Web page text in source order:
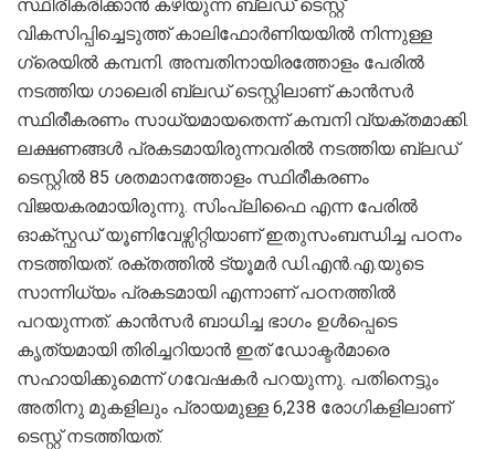
സ്ഥിരീകരിക്കാൻ കഴിയുന്ന ബ്ലഡ് ടെസ്റ്റ്
വികസിപ്പിച്ചെടുത്ത് കാലിഫോർണിയയിൽ നിന്നുള്ള ​
ഗ്രെയിൽ കമ്പനി. അമ്പതിനായിരത്തോളം പേരിൽ
നടത്തിയ ​ഗാലെരി ബ്ലഡ് ടെസ്റ്റിലാണ് കാൻസർ
സ്ഥിരീകരണം സാധ്യമായതെന്ന് കമ്പനി വ്യക്തമാക്കി.
ലക്ഷണങ്ങൾ പ്രകടമായിരുന്നവരിൽ നടത്തിയ ബ്ലഡ്
ടെസ്റ്റിൽ 85 ശതമാനത്തോളം സ്ഥിരീകരണം
വിജയകരമായിരുന്നു. സിംപ്ലിഫൈ എന്ന പേരിൽ
ഓക്സ്ഫഡ് യൂണിവേഴ്സിറ്റിയാണ് ഇതുസംബന്ധിച്ച പഠനം
നടത്തിയത്. രക്തത്തിൽ ട്യൂമർ ഡി.എൻ.എ.യുടെ
സാന്നിധ്യം പ്രകടമായി എന്നാണ് ​പഠനത്തിൽ
പറയുന്നത്. കാൻസർ ബാധിച്ച ഭാ​ഗം ഉൾപ്പെടെ
കൃത്യമായി തിരിച്ചറിയാൻ ഇത് ഡോക്ടർമാരെ
സഹായിക്കുമെന്ന് ​ഗവേഷകർ പറയുന്നു. പതിനെട്ടും
അതിനു മുകളിലും പ്രായമുള്ള 6,238 രോ​ഗികളിലാണ്
ടെസ്റ്റ് നടത്തിയത്.